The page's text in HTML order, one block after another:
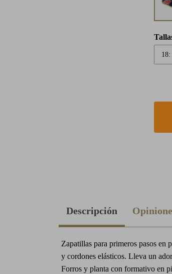
Descripción
Zapatillas para primeros pasos en
y cordones elásticos. Lleva un
Forros y planta con formativo en